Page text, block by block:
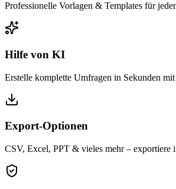
Professionelle Vorlagen & Templates für
Hilfe von KI
Erstelle komplette Umfragen in Sekunden
Export-Optionen
CSV, Excel, PPT & vieles mehr – exportiere